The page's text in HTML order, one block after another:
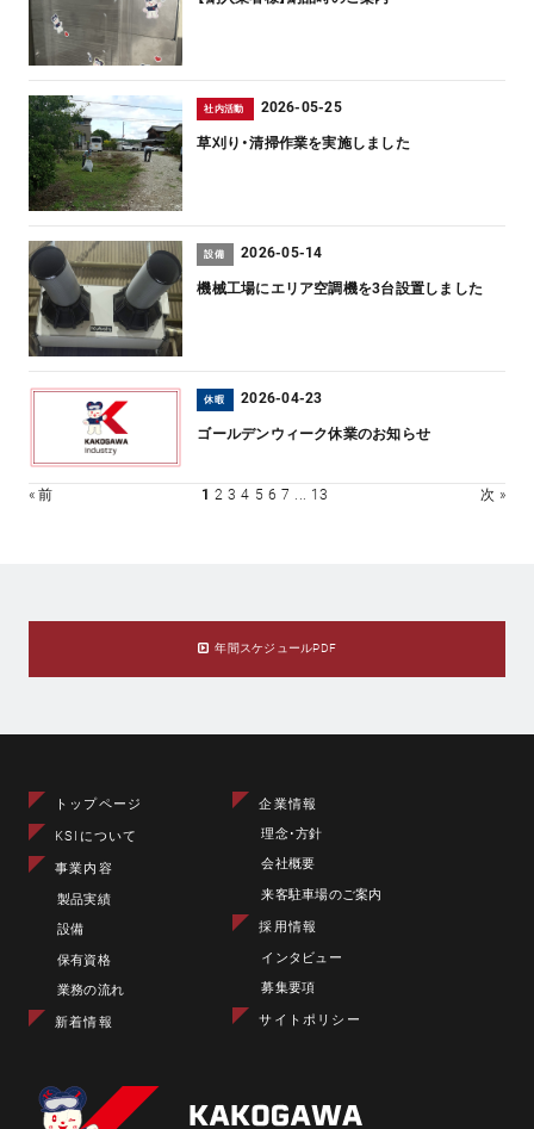
社内活動 2026-05-25
草刈り・清掃作業を実施しました
設備 2026-05-14
機械工場にエリア空調機を3台設置しました
休暇 2026-04-23
ゴールデンウィーク休業のお知らせ
« 前 1 2 3 4 5 6 7 ... 13 次 »
年間スケジュールPDF
トップページ
KSIについて
事業内容
製品実績
設備
保有資格
業務の流れ
新着情報
企業情報
理念･方針
会社概要
来客駐車場のご案内
採用情報
インタビュー
募集要項
サイトポリシー